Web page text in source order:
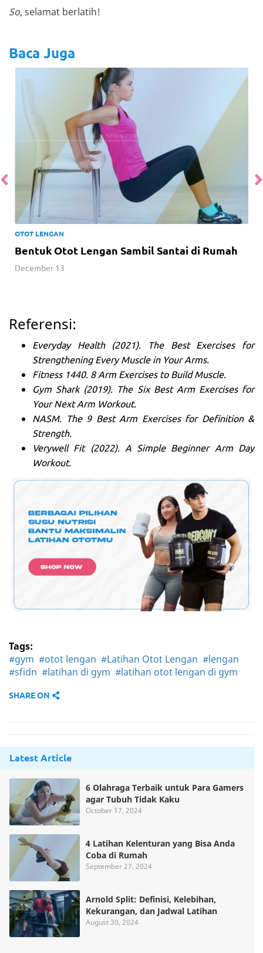
So, selamat berlatih!
Baca Juga
OTOT LENGAN
Bentuk Otot Lengan Sambil Santai di Rumah
December 13
Referensi:
Everyday Health (2021). The Best Exercises for
Strengthening Every Muscle in Your Arms.
Fitness 1440. 8 Arm Exercises to Build Muscle.
Gym Shark (2019). The Six Best Arm Exercises for
Your Next Arm Workout.
NASM. The 9 Best Arm Exercises for Definition &
Strength.
Verywell Fit (2022). A Simple Beginner Arm Day
Workout.
Tags:
#gym #otot lengan #Latihan Otot Lengan #lengan
#sfidn #latihan di gym #latihan otot lengan di gym
SHARE ON
Latest Article
6 Olahraga Terbaik untuk Para Gamers
agar Tubuh Tidak Kaku
October 17, 2024
4 Latihan Kelenturan yang Bisa Anda
Coba di Rumah
September 27, 2024
Arnold Split: Definisi, Kelebihan,
Kekurangan, dan Jadwal Latihan
August 30, 2024